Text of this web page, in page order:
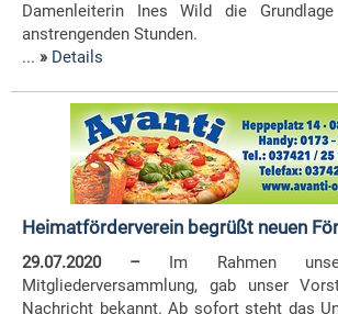
Damenleiterin Ines Wild die
anstrengenden Stunden.
... » Details
Heimatförderverein begrüßt neuen
29.07.2020 – Im Rahmen
Mitgliederversammlung, gab unser
Nachricht bekannt. Ab sofort steht das